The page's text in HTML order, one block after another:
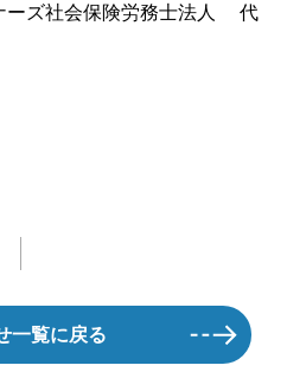
ーズ社会保険労務士法人 代
一覧に戻る